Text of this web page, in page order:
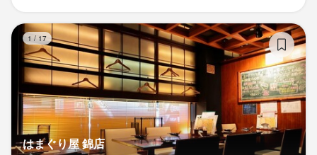
1 / 17
はまぐり屋 錦店